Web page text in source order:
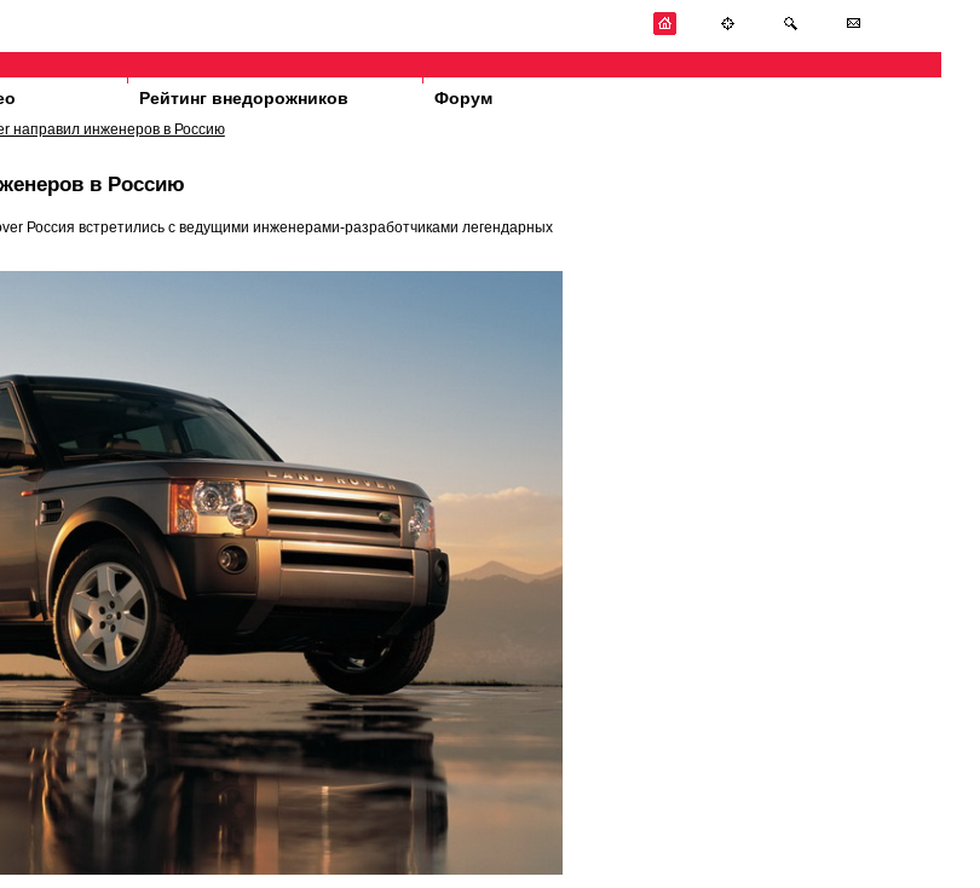
Рейтинг внедорожников Форум
направил инженеров в Россию
в Россию
Россия встретились с ведущими инженерами-разработчиками легендарных